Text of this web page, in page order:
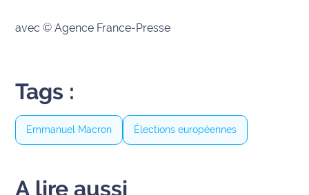
Ecouter
Qui
sommes
nous ?
avec © Agence France-Presse
Tags :
Emmanuel Macron Élections européennes
A lire aussi